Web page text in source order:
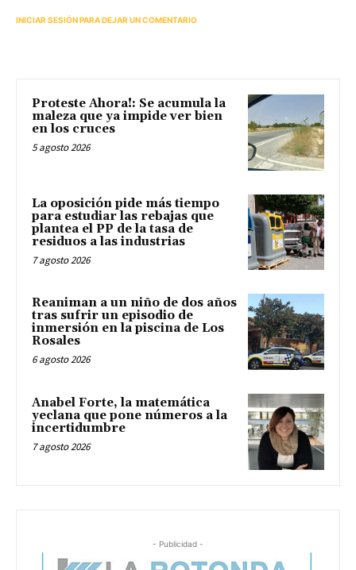
INICIAR SESIÓN PARA DEJAR UN COMENTARIO
Proteste Ahora!: Se acumula la
maleza que ya impide ver bien
en los cruces
5 agosto 2026
La oposición pide más tiempo
para estudiar las rebajas que
plantea el PP de la tasa de
residuos a las industrias
7 agosto 2026
Reaniman a un niño de dos años
tras sufrir un episodio de
inmersión en la piscina de Los
Rosales
6 agosto 2026
Anabel Forte, la matemática
yeclana que pone números a la
incertidumbre
7 agosto 2026
- Publicidad -